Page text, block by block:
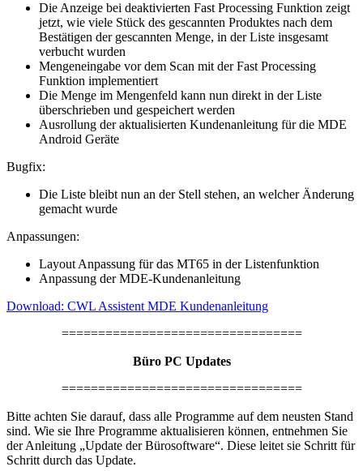
Die Anzeige bei deaktivierten Fast Processing Funktion zeigt
jetzt, wie viele Stück des gescannten Produktes nach dem
Bestätigen der gescannten Menge, in der Liste insgesamt
verbucht wurden
Mengeneingabe vor dem Scan mit der Fast Processing
Funktion implementiert
Die Menge im Mengenfeld kann nun direkt in der Liste
überschrieben und gespeichert werden
Ausrollung der aktualisierten Kundenanleitung für die MDE
Android Geräte
Bugfix:
Die Liste bleibt nun an der Stell stehen, an welcher Änderung
gemacht wurde
Anpassungen:
Layout Anpassung für das MT65 in der Listenfunktion
Anpassung der MDE-Kundenanleitung
Download: CWL Assistent MDE Kundenanleitung
=================================
Büro PC Updates
=================================
Bitte achten Sie darauf, dass alle Programme auf dem neusten Stand
sind. Wie sie Ihre Programme aktualisieren können, entnehmen Sie
der Anleitung „Update der Bürosoftware“. Diese leitet sie Schritt für
Schritt durch das Update.